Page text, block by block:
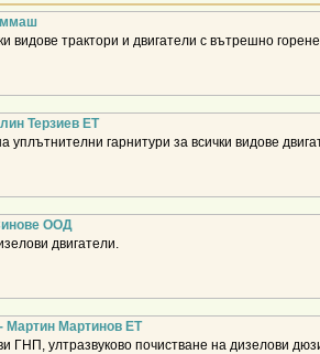
видове трактори и двигатели с вътрешно
Терзиев ЕТ
уплътнителни гарнитури за всички видове
ООД
двигатели.
Мартин Мартинов ЕТ
ГНП, ултразвуково почистване на дизелови